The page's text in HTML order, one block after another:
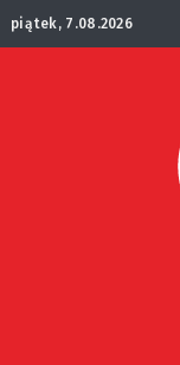
piątek, 7.08.2026